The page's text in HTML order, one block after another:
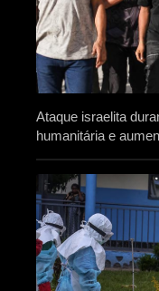
Ataque israelita
humanitária e